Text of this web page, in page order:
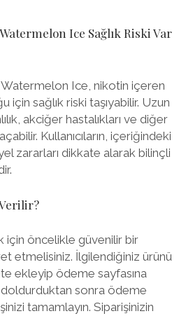
Ice Sağlık Riski Var
Ice, nikotin içeren
için sağlık riski taşıyabilir. Uzun
akciğer hastalıkları ve diğer
Kullanıcıların, içeriğindeki
zararları dikkate alarak bilinçli
için öncelikle güvenilir bir
etmelisiniz. İlgilendiğiniz ürünü
ekleyip ödeme sayfasına
sonra ödeme
tamamlayın. Siparişinizin